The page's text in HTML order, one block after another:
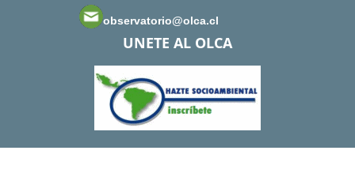
observatorio@olca.cl
UNETE AL OLCA